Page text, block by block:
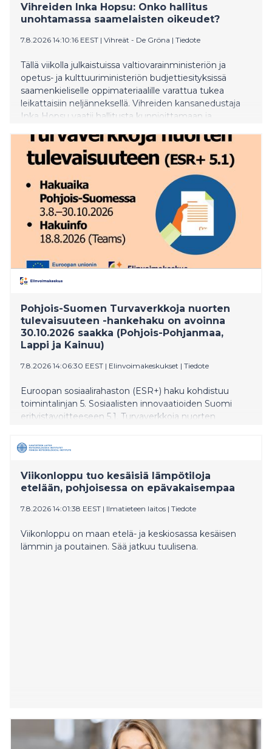
Vihreiden Inka Hopsu: Onko hallitus
unohtamassa saamelaisten oikeudet?
7.8.2026 14:10:16 EEST | Vihreät - De Gröna | Tiedote
Tällä viikolla julkaistuissa valtiovarainministeriön ja
opetus- ja kulttuuriministeriön budjettiesityksissä
saamenkieliselle oppimateriaalille varattua tukea
leikattaisiin neljänneksellä. Vihreiden kansanedustaja
Inka Hopsu vaatii hallitusta kunnioittamaan ja
leikkauksen syksyn budjettiriihessä.
Pohjois-Suomen Turvaverkkoja nuorten
tulevaisuuteen -hankehaku on avoinna
30.10.2026 saakka (Pohjois-Pohjanmaa,
Lappi ja Kainuu)
7.8.2026 14:06:30 EEST | Elinvoimakeskukset | Tiedote
Euroopan sosiaalirahaston (ESR+) haku kohdistuu
toimintalinjan 5. Sosiaalisten innovaatioiden Suomi
erityistavoitteeseen 5.1. Turvaverkkoja nuorten
lastensuojelun avo-, sijais- sekä jälkihuollon piirissä
olevien lasten ja nuorten elämäntilannetta ja
sekä heidän perheidensä tarpeista lähteviä, helposti
saavutettavia tukitoimia ja palveluita, joita tuotetaan
paikallisesti lapsia ja nuoria kuunnellen.
Viikonloppu tuo kesäisiä lämpötiloja
etelään, pohjoisessa on epävakaisempaa
7.8.2026 14:01:38 EEST | Ilmatieteen laitos | Tiedote
Viikonloppu on maan etelä- ja keskiosassa kesäisen
lämmin ja poutainen. Sää jatkuu tuulisena.